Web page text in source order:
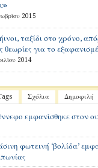
2015
ταξίδι στο χρόνο,
θεωρίες για το
2014
Σχόλια Δημοφιλή
εμφανίσθηκε στον
φωτεινή ‘βολίδα’